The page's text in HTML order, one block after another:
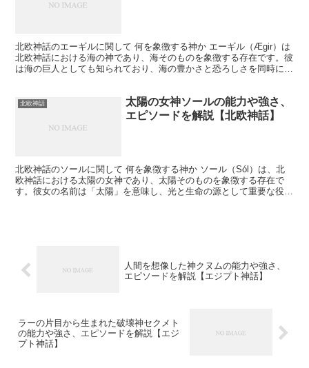
北欧神話のエーギルに関して 何を象徴する神か エーギル（Ægir）は
北欧神話における海の神であり、海そのものを象徴する存在です。彼
は海の巨人としても知られており、海の豊かさと恐ろしさを同時に体
北欧神話
太陽の女神ソールの能力や強さ、
エピソードを解説【北欧神話】
北欧神話のソールに関して 何を象徴する神か ソール（Sól）は、北
欧神話における太陽の女神であり、太陽そのものを象徴する存在で
す。彼女の名前は「太陽」を意味し、光と生命の源として重要な役割
人間を想像した神クヌムの能力や強さ、
エピソードを解説【エジプト神話】
ラーの片目から生まれた破壊神セクメト
の能力や強さ、エピソードを解説【エジ
プト神話】